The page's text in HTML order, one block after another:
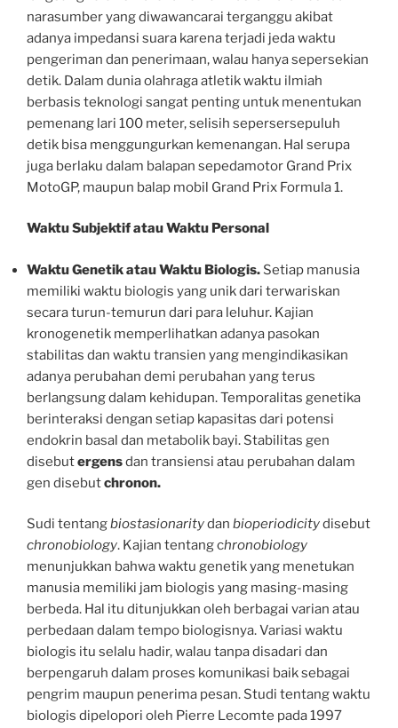
narasumber yang diwawancarai terganggu akibat
adanya impedansi suara karena terjadi jeda waktu
pengeriman dan penerimaan, walau hanya sepersekian
detik. Dalam dunia olahraga atletik waktu ilmiah
berbasis teknologi sangat penting untuk menentukan
pemenang lari 100 meter, selisih sepersersepuluh
detik bisa menggungurkan kemenangan. Hal serupa
juga berlaku dalam balapan sepedamotor Grand Prix
MotoGP, maupun balap mobil Grand Prix Formula 1.
Waktu Subjektif atau Waktu Personal
Waktu Genetik atau Waktu Biologis. Setiap manusia
memiliki waktu biologis yang unik dari terwariskan
secara turun-temurun dari para leluhur. Kajian
kronogenetik memperlihatkan adanya pasokan
stabilitas dan waktu transien yang mengindikasikan
adanya perubahan demi perubahan yang terus
berlangsung dalam kehidupan. Temporalitas genetika
berinteraksi dengan setiap kapasitas dari potensi
endokrin basal dan metabolik bayi. Stabilitas gen
disebutergensdan transiensi atau perubahan dalam
gen disebutchronon.
Sudi tentangbiostasionaritydan bioperiodicitydisebut
chronobiology. Kajian tentang chronobiology
menunjukkan bahwa waktu genetik yang menetukan
manusia memiliki jam biologis yang masing-masing
berbeda. Hal itu ditunjukkan oleh berbagai varian atau
perbedaan dalam tempo biologisnya. Variasi waktu
biologis itu selalu hadir, walau tanpa disadari dan
berpengaruh dalam proses komunikasi baik sebagai
pengrim maupun penerima pesan. Studi tentang waktu
biologis dipelopori oleh Pierre Lecomte pada 1997